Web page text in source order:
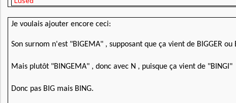
Je voulais ajouter encore ceci:
Son surnom n'est "BIGEMA" , supposant que ça vient de BIGGER ou
Mais plutôt "BINGEMA" , donc avec N , puisque ça vient de "BINGI"
Donc pas BIG mais BING.